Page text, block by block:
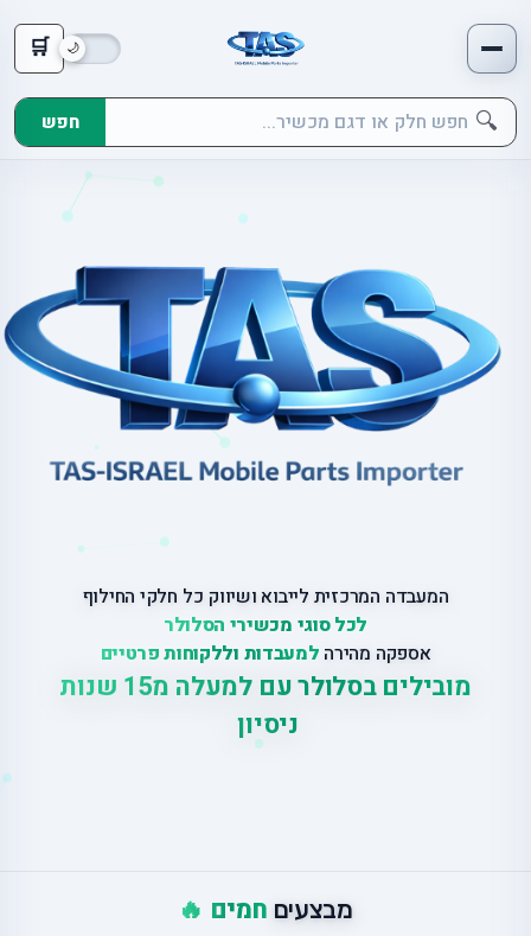
🛒
🔍 חפש
המעבדה המרכזית לייבוא ושיווק כל חלקי החילוף
לכל סוגי מכשירי הסלולר
אספקה מהירה למעבדות וללקוחות פרטיים
מובילים בסלולר עם למעלה מ
15 שנות
ניסיון
מבצעים חמים 🔥